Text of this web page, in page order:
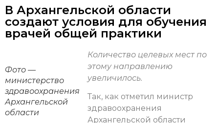
В Архангельской области
создают условия для обучения
врачей общей практики
Фото —
министерство
здравоохранения
Архангельской
области
Количество целевых мест по
этому направлению
увеличилось.
Так, как отметил министр
здравоохранения
Архангельской области